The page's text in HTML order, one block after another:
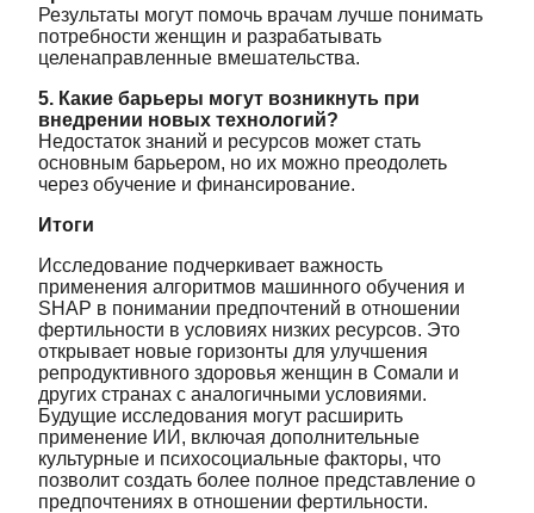
Результаты могут помочь врачам лучше понимать
потребности женщин и разрабатывать
целенаправленные вмешательства.
5. Какие барьеры могут возникнуть при
внедрении новых технологий?
Недостаток знаний и ресурсов может стать
основным барьером, но их можно преодолеть
через обучение и финансирование.
Итоги
Исследование подчеркивает важность
применения алгоритмов машинного обучения и
SHAP в понимании предпочтений в отношении
фертильности в условиях низких ресурсов. Это
открывает новые горизонты для улучшения
репродуктивного здоровья женщин в Сомали и
других странах с аналогичными условиями.
Будущие исследования могут расширить
применение ИИ, включая дополнительные
культурные и психосоциальные факторы, что
позволит создать более полное представление о
предпочтениях в отношении фертильности.